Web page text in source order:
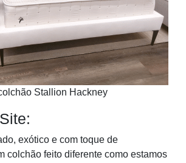
Stallion Hackney
exótico e com toque de
colchão feito diferente como estamos